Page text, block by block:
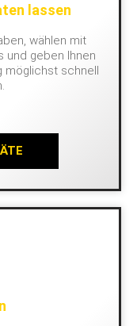
lassen
wählen mit
und geben Ihnen
möglichst schnell